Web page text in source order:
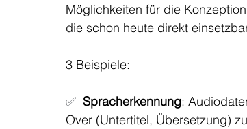
Möglichkeiten für die
die schon heute direkt
3 Beispiele:
✅ Spracherkennung:
Over (Untertitel, Übersetzung)